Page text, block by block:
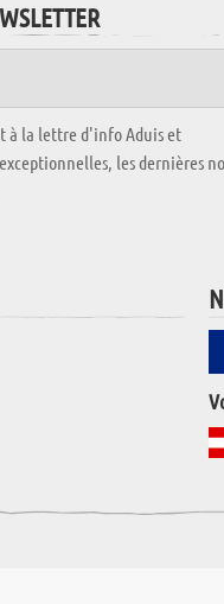
à la lettre d'info Aduis et
les dernières